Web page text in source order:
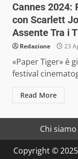
Cannes 2024:
con Scarlett
Assente Tra i
Redazione 23
«Paper Tiger» è
festival
Read More
Chi siamo
Copyright ©